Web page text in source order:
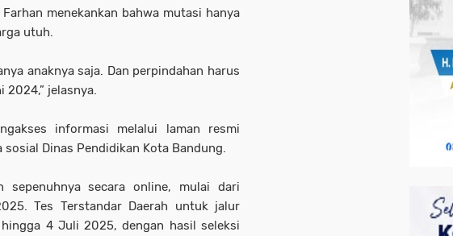
menekankan bahwa mutasi hanya
utuh.
anaknya saja. Dan perpindahan harus
jelasnya.
informasi melalui laman resmi
Dinas Pendidikan Kota Bandung.
sepenuhnya secara online, mulai dari
Tes Terstandar Daerah untuk jalur
4 Juli 2025, dengan hasil seleksi